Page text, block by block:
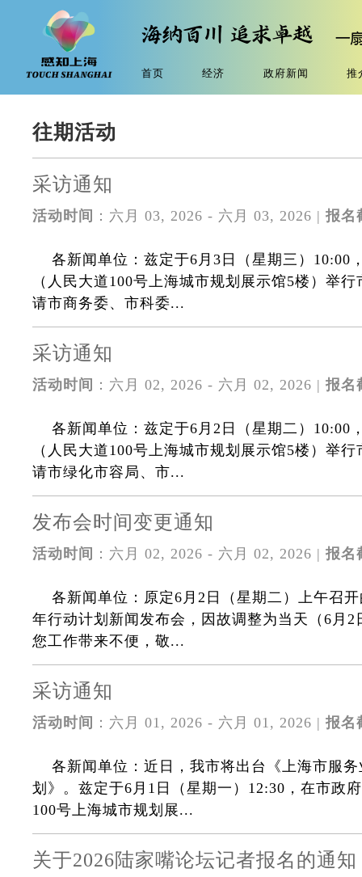
首页 经济 政府新闻 推
往期活动
采访通知
活动时间 ：六月 03, 2026 - 六月 03, 2026 | 报名
各新闻单位：兹定于6月3日（星期三）10:00
（人民大道100号上海城市规划展示馆5楼）举
请市商务委、市科委...
采访通知
活动时间 ：六月 02, 2026 - 六月 02, 2026 | 报名
各新闻单位：兹定于6月2日（星期二）10:00
（人民大道100号上海城市规划展示馆5楼）举
请市绿化市容局、市...
发布会时间变更通知
活动时间 ：六月 02, 2026 - 六月 02, 2026 | 报名
各新闻单位：原定6月2日（星期二）上午召
年行动计划新闻发布会，因故调整为当天（6月2
您工作带来不便，敬...
采访通知
活动时间 ：六月 01, 2026 - 六月 01, 2026 | 报名
各新闻单位：近日，我市将出台《上海市服
划》。兹定于6月1日（星期一）12:30，在市政
100号上海城市规划展...
关于2026陆家嘴论坛记者报名的通知